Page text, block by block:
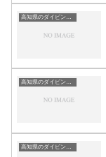
高知県のダイビングスポット・ポイント一覧
高知県のダイビングスポット・ポイント一覧